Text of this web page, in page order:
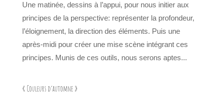
Une matinée, dessins à l’appui, pour nous initier aux
principes de la perspective: représenter la profondeur,
l’éloignement, la direction des éléments. Puis une
après-midi pour créer une mise scène intégrant ces
principes. Munis de ces outils, nous serons aptes...
« Couleurs d’automne »